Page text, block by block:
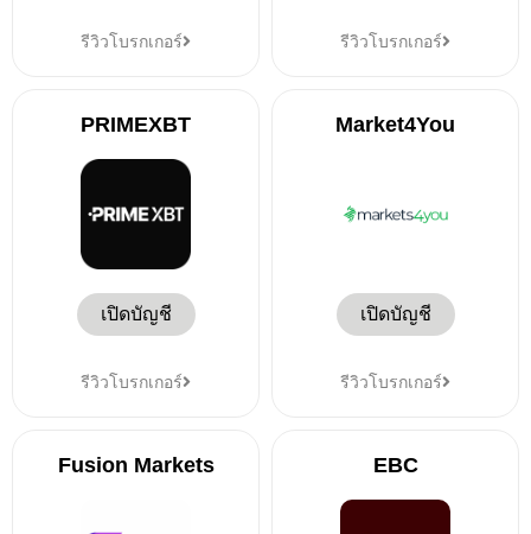
รีวิวโบรกเกอร์ รีวิวโบรกเกอร์
PRIMEXBT
เปิดบัญชี
รีวิวโบรกเกอร์
Market4You
เปิดบัญชี
รีวิวโบรกเกอร์
Fusion Markets EBC